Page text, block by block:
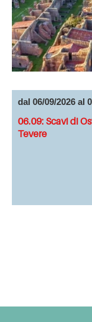
dal 06/09/2026 al
06.09: Scavi di
Tevere